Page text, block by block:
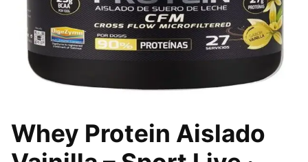
Whey Protein Aislado